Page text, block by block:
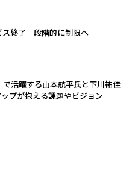
終了 段階的に制限へ
活躍する山本航平氏と下川祐佳
プが抱える課題やビジョン